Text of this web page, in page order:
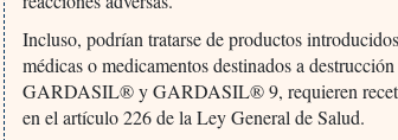
Incluso, podrían tratarse de productos
médicas o medicamentos destinados a
GARDASIL® y GARDASIL® 9, requieren
en el artículo 226 de la Ley General de Salud.